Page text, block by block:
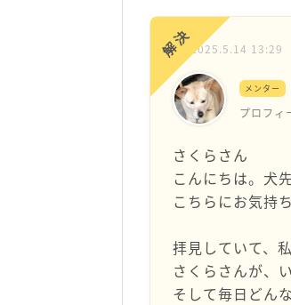
解決2025.5.14 13:29
メンター
プロフィ
さくらさん
こんにちは。犬
こちらにお気持
拝見していて、
さくらさんが、
そして毎日どん